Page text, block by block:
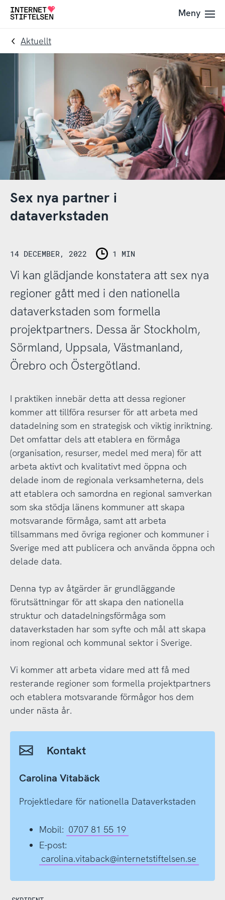
Till
navigering
Till
innehåll
Till
Meny
Aktuellt
Sex nya partner i
dataverkstaden
14 DECEMBER, 2022 1 MIN
Vi kan glädjande konstatera att sex nya
regioner gått med i den nationella
dataverkstaden som formella
projektpartners. Dessa är Stockholm,
Sörmland, Uppsala, Västmanland,
Örebro och Östergötland.
I praktiken innebär detta att dessa regioner
kommer att tillföra resurser för att arbeta med
datadelning som en strategisk och viktig inriktning.
Det omfattar dels att etablera en förmåga
(organisation, resurser, medel med mera) för att
arbeta aktivt och kvalitativt med öppna och
delade inom de regionala verksamheterna, dels
att etablera och samordna en regional samverkan
som ska stödja länens kommuner att skapa
motsvarande förmåga, samt att arbeta
tillsammans med övriga regioner och kommuner i
Sverige med att publicera och använda öppna och
delade data.
Denna typ av åtgärder är grundläggande
förutsättningar för att skapa den nationella
struktur och datadelningsförmåga som
dataverkstaden har som syfte och mål att skapa
inom regional och kommunal sektor i Sverige.
Vi kommer att arbeta vidare med att få med
resterande regioner som formella projektpartners
och etablera motsvarande förmågor hos dem
under nästa år.
Kontakt
Carolina Vitabäck
Projektledare för nationella Dataverkstaden
Mobil: 0707 81 55 19
E-post:
carolina.vitaback@internetstiftelsen.se